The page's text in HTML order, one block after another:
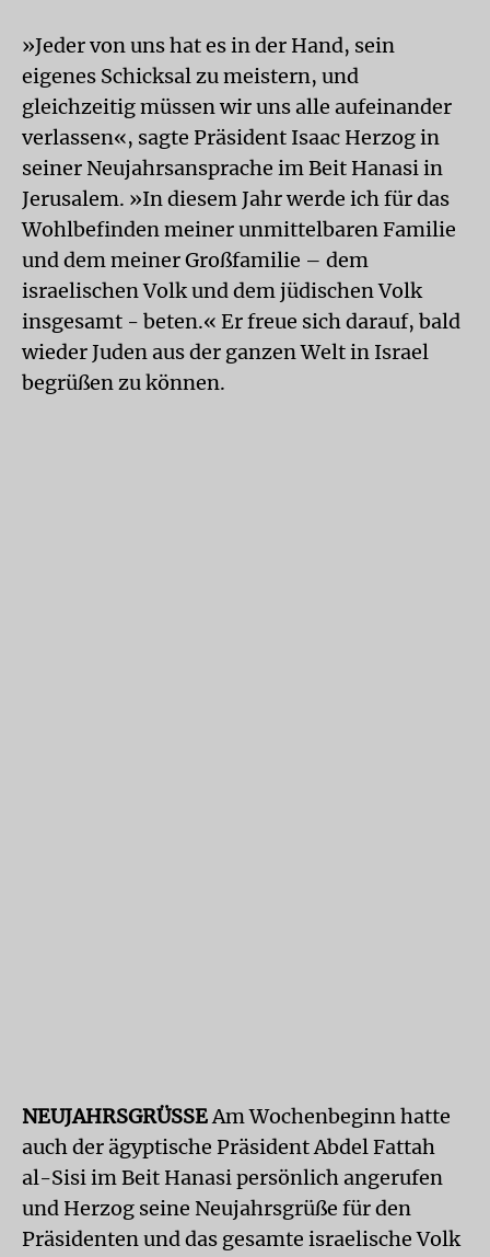
»Jeder von uns hat es in der Hand, sein
eigenes Schicksal zu meistern, und
gleichzeitig müssen wir uns alle aufeinander
verlassen«, sagte Präsident Isaac Herzog in
seiner Neujahrsansprache im Beit Hanasi in
Jerusalem. »In diesem Jahr werde ich für das
Wohlbefinden meiner unmittelbaren Familie
und dem meiner Großfamilie – dem
israelischen Volk und dem jüdischen Volk
insgesamt - beten.« Er freue sich darauf, bald
wieder Juden aus der ganzen Welt in Israel
begrüßen zu können.
NEUJAHRSGRÜSSEAm Wochenbeginn hatte
auch der ägyptische Präsident Abdel Fattah
al-Sisi im Beit Hanasi persönlich angerufen
und Herzog seine Neujahrsgrüße für den
Präsidenten und das gesamte israelische Volk